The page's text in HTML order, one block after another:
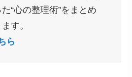
“心の整理術”をまとめ
す。
ら